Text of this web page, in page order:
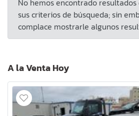
sus criterios de búsqueda; sin
complace mostrarle algunos
A la Venta Hoy